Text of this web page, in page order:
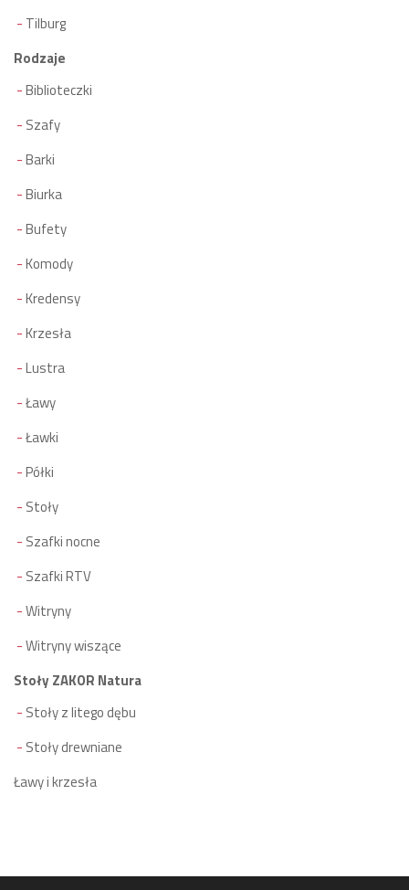
Tilburg
Rodzaje
Biblioteczki
Szafy
Barki
Biurka
Bufety
Komody
Kredensy
Krzesła
Lustra
Ławy
Ławki
Półki
Stoły
Szafki nocne
Szafki RTV
Witryny
Witryny wiszące
Stoły ZAKOR Natura
Stoły z litego dębu
Stoły drewniane
Ławy i krzesła